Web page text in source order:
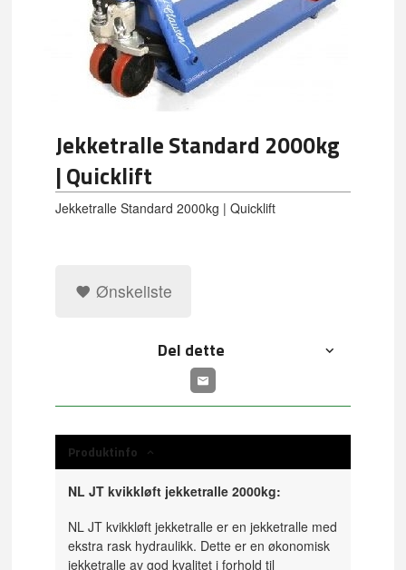
Jekketralle Standard 2000kg
| Quicklift
Jekketralle Standard 2000kg | Quicklift
Ønskeliste
Del dette
Produktinfo
NL JT kvikkløft jekketralle 2000kg:
NL JT kvikkløft jekketralle er en jekketralle med
ekstra rask hydraulikk. Dette er en økonomisk
jekketralle av god kvalitet i forhold til